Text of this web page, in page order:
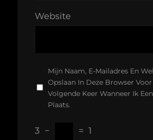
Website
Mijn Naam, E-Mailadres En
Opslaan In Deze Browser
Volgende Keer Wanneer Ik
Plaats.
3 − = 1